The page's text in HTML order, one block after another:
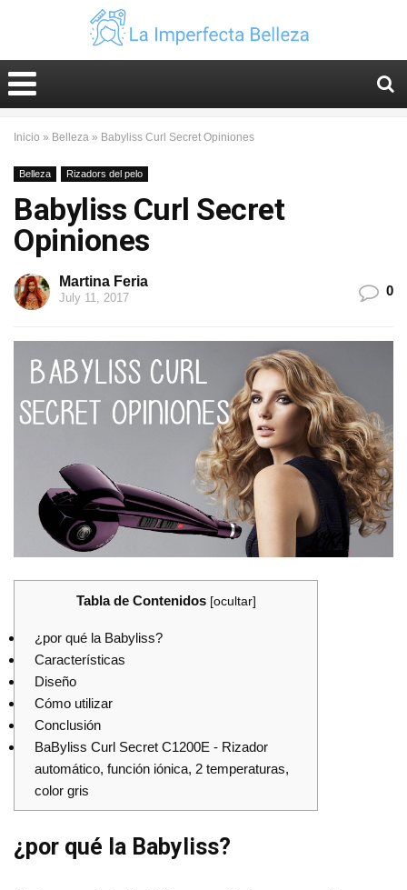
Inicio » Belleza » Babyliss Curl Secret Opiniones
Belleza Rizadors del pelo
Babyliss Curl Secret
Opiniones
Martina Feria
July 11, 2017 0
Tabla de Contenidos [ocultar]
¿por qué la Babyliss?
Características
Diseño
Cómo utilizar
Conclusión
BaByliss Curl Secret C1200E - Rizador
automático, función iónica, 2 temperaturas,
color gris
¿por qué la Babyliss?